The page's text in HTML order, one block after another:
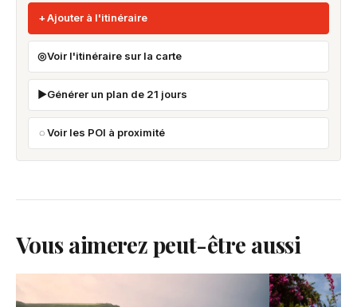
Ajouter à l'itinéraire
Voir l'itinéraire sur la carte
Générer un plan de 21 jours
Voir les POI à proximité
Vous aimerez peut-être aussi